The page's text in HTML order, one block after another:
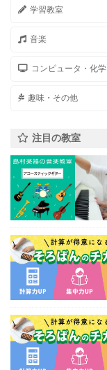
学習教室
音楽
コンピュータ・化学
趣味・その他
注目の教室